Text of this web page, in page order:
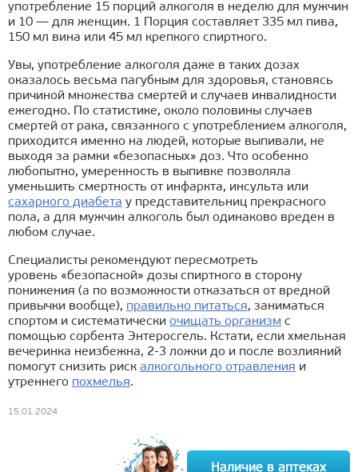
употребление 15 порций алкоголя в неделю для мужчин
и 10 — для женщин. 1 Порция составляет 335 мл пива,
150 мл вина или 45 мл крепкого спиртного.
Увы, употребление алкоголя даже в таких дозах
оказалось весьма пагубным для здоровья, становясь
причиной множества смертей и случаев инвалидности
ежегодно. По статистике, около половины случаев
смертей от рака, связанного с употреблением алкоголя,
приходится именно на людей, которые выпивали, не
выходя за рамки «безопасных» доз. Что особенно
любопытно, умеренность в выпивке позволяла
уменьшить смертность от инфаркта, инсульта или
сахарного диабета у представительниц прекрасного
пола, а для мужчин алкоголь был одинаково вреден в
любом случае.
Специалисты рекомендуют пересмотреть
уровень «безопасной» дозы спиртного в сторону
понижения (а по возможности отказаться от вредной
привычки вообще), правильно питаться, заниматься
спортом и систематически очищать организм с
помощью сорбента Энтеросгель. Кстати, если хмельная
вечеринка неизбежна, 2-3 ложки до и после возлияний
помогут снизить риск алкогольного отравления и
утреннего похмелья.
15.01.2024